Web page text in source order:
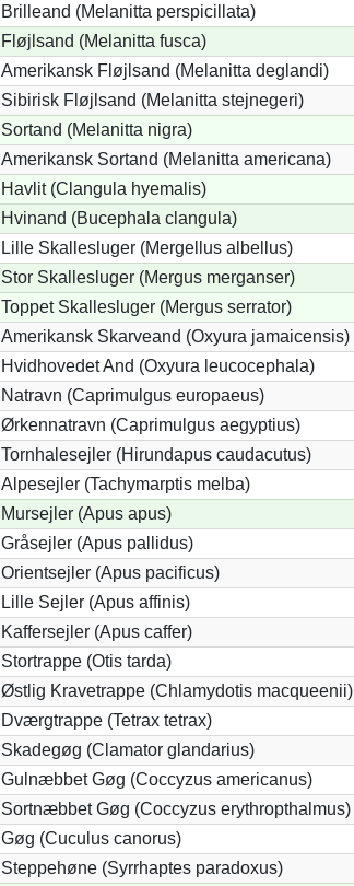
Brilleand (Melanitta perspicillata)
Fløjlsand (Melanitta fusca)
Amerikansk Fløjlsand (Melanitta deglandi)
Sibirisk Fløjlsand (Melanitta stejnegeri)
Sortand (Melanitta nigra)
Amerikansk Sortand (Melanitta americana)
Havlit (Clangula hyemalis)
Hvinand (Bucephala clangula)
Lille Skallesluger (Mergellus albellus)
Stor Skallesluger (Mergus merganser)
Toppet Skallesluger (Mergus serrator)
Amerikansk Skarveand (Oxyura jamaicensis)
Hvidhovedet And (Oxyura leucocephala)
Natravn (Caprimulgus europaeus)
Ørkennatravn (Caprimulgus aegyptius)
Tornhalesejler (Hirundapus caudacutus)
Alpesejler (Tachymarptis melba)
Mursejler (Apus apus)
Gråsejler (Apus pallidus)
Orientsejler (Apus pacificus)
Lille Sejler (Apus affinis)
Kaffersejler (Apus caffer)
Stortrappe (Otis tarda)
Østlig Kravetrappe (Chlamydotis macqueenii)
Dværgtrappe (Tetrax tetrax)
Skadegøg (Clamator glandarius)
Gulnæbbet Gøg (Coccyzus americanus)
Sortnæbbet Gøg (Coccyzus erythropthalmus)
Gøg (Cuculus canorus)
Steppehøne (Syrrhaptes paradoxus)